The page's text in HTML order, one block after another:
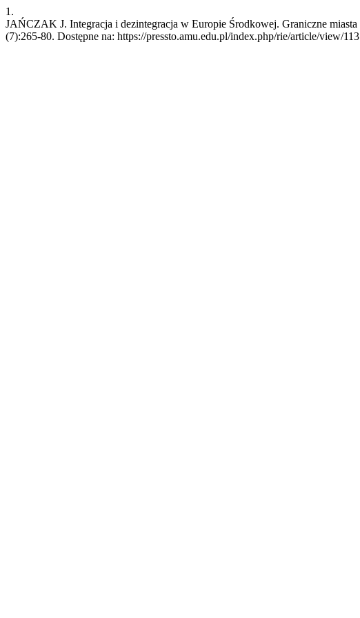
1.
JAŃCZAK J. Integracja i dezintegracja w Europie Środkowej. Graniczne
(7):265-80. Dostępne na: https://pressto.amu.edu.pl/index.php/rie/article/view/